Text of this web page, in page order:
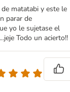
matatabi y este le
parar de
yo le sujetase el
Todo un acierto!!